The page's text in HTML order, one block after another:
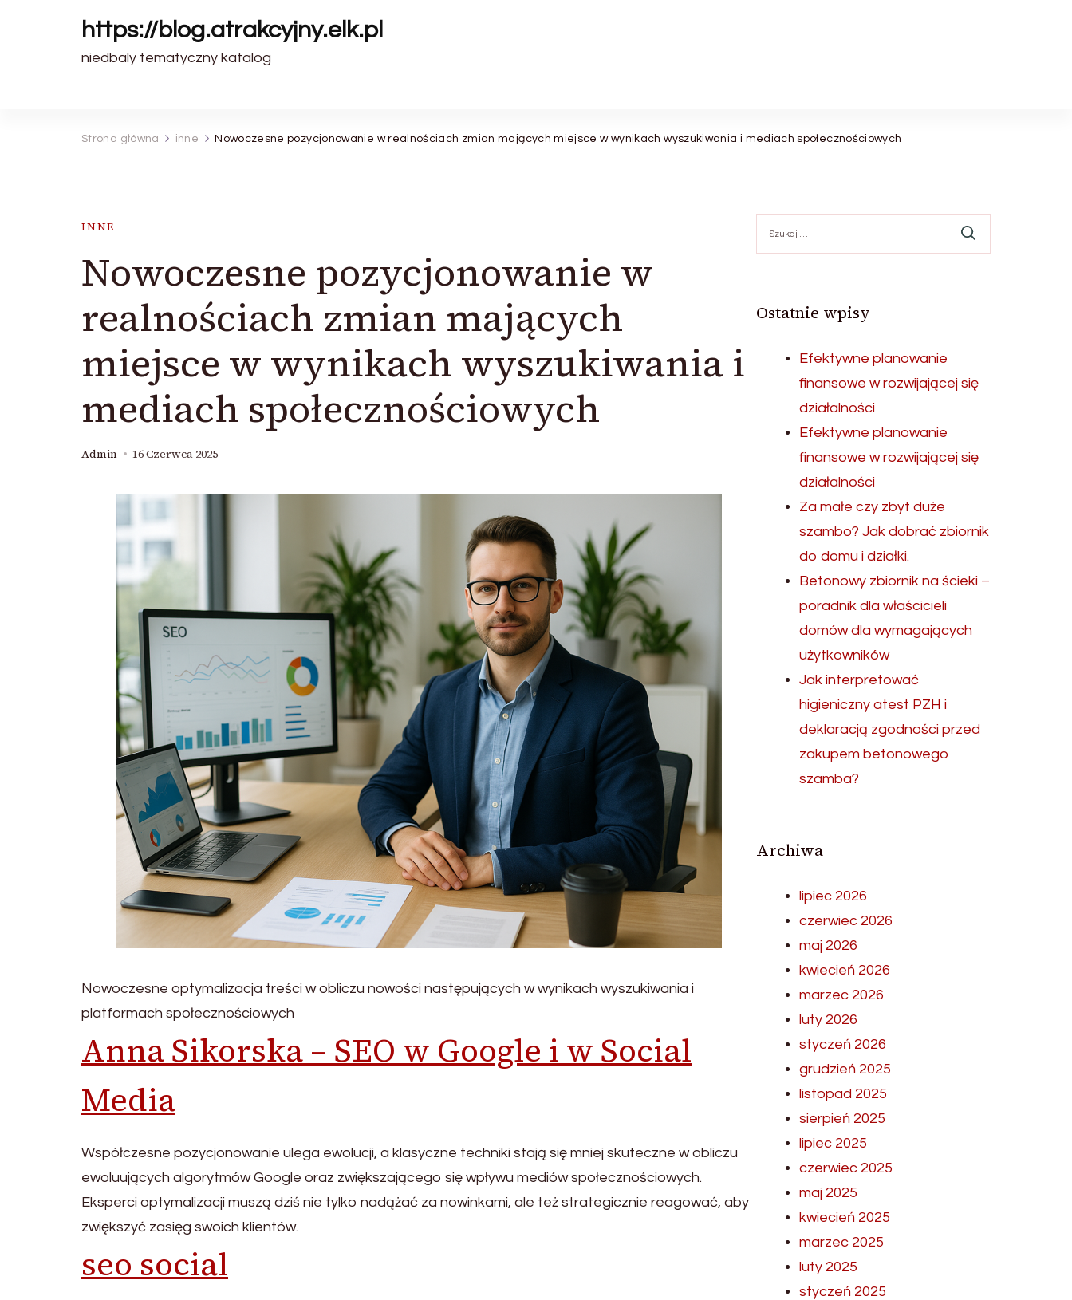
https://blog.atrakcyjny.elk.pl
niedbaly tematyczny katalog
Strona główna inne Nowoczesne pozycjonowanie w realnościach zmian mających miejsce w wynikach wyszukiwania i mediach społecznościowych
INNE
Nowoczesne pozycjonowanie w
realnościach zmian mających
miejsce w wynikach wyszukiwania i
mediach społecznościowych
Admin 16 Czerwca 2025
Nowoczesne optymalizacja treści w obliczu nowości następujących w wynikach wyszukiwania i
platformach społecznościowych
Anna Sikorska – SEO w Google i w Social
Media
Współczesne pozycjonowanie ulega ewolucji, a klasyczne techniki stają się mniej skuteczne w obliczu
ewoluujących algorytmów Google oraz zwiększającego się wpływu mediów społecznościowych.
Eksperci optymalizacji muszą dziś nie tylko nadążać za nowinkami, ale też strategicznie reagować, aby
zwiększyć zasięg swoich klientów.
seo social
Ostatnie wpisy
Efektywne planowanie
finansowe w rozwijającej się
działalności
Efektywne planowanie
finansowe w rozwijającej się
działalności
Za małe czy zbyt duże
szambo? Jak dobrać zbiornik
do domu i działki.
Betonowy zbiornik na ścieki –
poradnik dla właścicieli
domów dla wymagających
użytkowników
Jak interpretować
higieniczny atest PZH i
deklaracją zgodności przed
zakupem betonowego
szamba?
Archiwa
lipiec 2026
czerwiec 2026
maj 2026
kwiecień 2026
marzec 2026
luty 2026
styczeń 2026
grudzień 2025
listopad 2025
sierpień 2025
lipiec 2025
czerwiec 2025
maj 2025
kwiecień 2025
marzec 2025
luty 2025
styczeń 2025